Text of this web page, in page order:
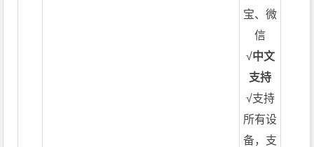
宝、微
信
√中文
支持
√支持
所有设
备，支